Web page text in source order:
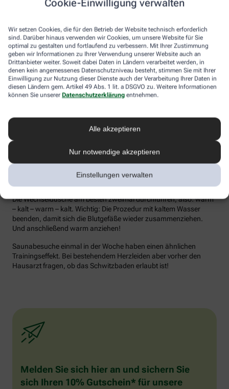
Cookie-Einwilligung verwalten
Wir setzen Cookies, die für den Betrieb der Website technisch erforderlich
sind. Darüber hinaus verwenden wir Cookies, um unsere Website für Sie
optimal zu gestalten und fortlaufend zu verbessern. Mit Ihrer Zustimmung
geben wir Informationen zu Ihrer Verwendung unserer Website auch an
Drittanbieter weiter. Soweit dabei Daten in Ländern verarbeitet werden, in
denen kein angemessenes Datenschutzniveau besteht, stimmen Sie mit Ihrer
Einwilligung zur Nutzung dieser Dienste auch der Verarbeitung Ihrer Daten in
diesen Ländern gem. Artikel 49 Abs. 1 lit. a DSGVO zu. Weitere Informationen
können Sie unserer Datenschutzerklärung entnehmen.
Alle akzeptieren
Nur notwendige akzeptieren
Einstellungen verwalten
die Lymphe in die Lymphknoten transportiert werden, wo sich die
Wer bei Schmuddelwetter nicht vor die Tür mag, kann sein
Immunsystem mit kalt-warmen Wechselduschen auf Trab
bringen und die Anfälligkeit für Erkältungsinfekte senken. Der
Kältereiz kurbelt die Durchblutung an und bringt den Kreislauf in
Schwung, je regelmäßiger wir ihm ausgesetzt sind, desto
unempfindlicher reagiert der Körper in der kalten Jahreszeit auf
die großen Temperaturunterschiede.
Dusche. Anschließend die Wassertemperatur auf kühl bis kalt
stellen und den Wasserstrahl vom rechten Fuß entlang bis zur
Hüfte führen und auf der Innenseite des Oberschenkels wieder
Dann sind die Arme dran: Auch hier geht’s wieder von unten nach
oben, beginnend am rechten Handrücken bis zur Schulter und
von der Achsel am Innenarm wieder bis zur Handfläche zurück.
Die Wechseldusche am besten zweimal durchführen, also: warm
– kalt – warm – kalt. Wichtig: Die Prozedur mit kaltem Wasser
beenden, damit sich die Blutgefäße wieder zusammenziehen.
Und anschließend warm anziehen!
Saunabesuche einmal in der Woche haben einen ähnlichen
Trainingseffekt. Bei bestehendem Herzleiden aber vorher den
Hausarzt fragen, ob das Schwitzbaden erlaubt ist!
Melden Sie sich hier an und sichern Sie
sich Ihren 10% Gutschein* für unsere